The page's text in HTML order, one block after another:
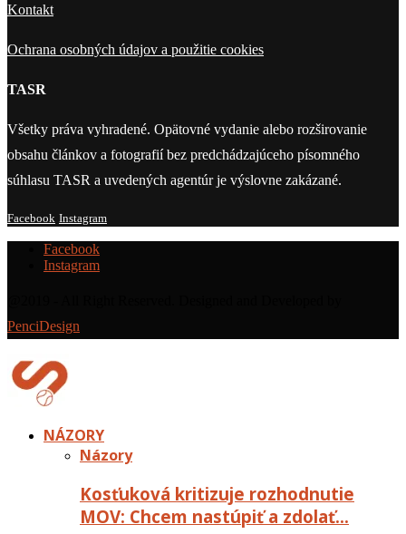
Kontakt
Ochrana osobných údajov a použitie cookies
TASR
Všetky práva vyhradené. Opätovné vydanie alebo rozširovanie
obsahu článkov a fotografií bez predchádzajúceho písomného
súhlasu TASR a uvedených agentúr je výslovne zakázané.
Facebook Instagram
Facebook
Instagram
PenciDesign
NÁZORY
Názory
Kosťuková kritizuje rozhodnutie
MOV: Chcem nastúpiť a zdolať…